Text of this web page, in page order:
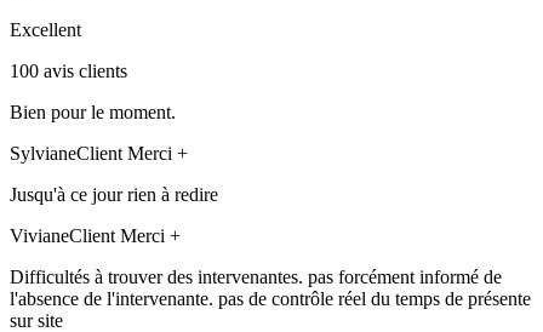
Excellent
100 avis clients
Bien pour le moment.
SylvianeClient Merci +
Jusqu'à ce jour rien à redire
VivianeClient Merci +
Difficultés à trouver des intervenantes. pas forcément informé de
l'absence de l'intervenante. pas de contrôle réel du temps de présente
sur site